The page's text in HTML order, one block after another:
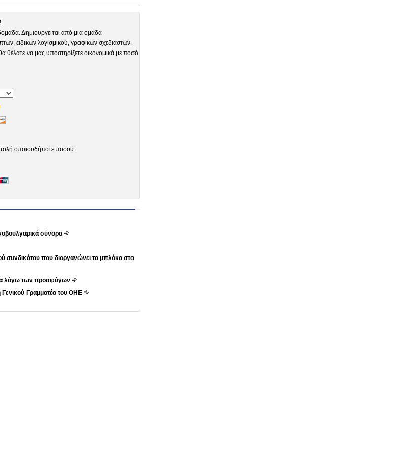
Δημιουργείται από μια ομάδα
ειδικών λογισμικού, γραφικών σχεδιαστών.
θέλατε να μας υποστηρίξετε οικονομικά με ποσό
οποιουδήποτε ποσού:
σύνορα
συνδικάτου που διοργανώνει τα μπλόκα στα
λόγω των προσφύγων
Γενικού Γραμματέα του ΟΗΕ